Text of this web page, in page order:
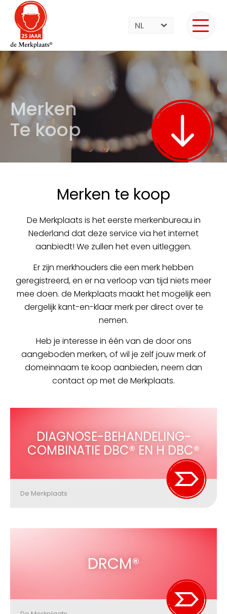
NL
Merken
Te koop
Merken te koop
De Merkplaats is het eerste merkenbureau in
Nederland dat deze service via het internet
aanbiedt! We zullen het even uitleggen.
Er zijn merkhouders die een merk hebben
geregistreerd, en er na verloop van tijd niets meer
mee doen. de Merkplaats maakt het mogelijk een
dergelijk kant-en-klaar merk per direct over te
nemen.
Heb je interesse in één van de door ons
aangeboden merken, of wil je zelf jouw merk of
domeinnaam te koop aanbieden, neem dan
contact op met de Merkplaats.
DIAGNOSE-BEHANDELING-
COMBINATIE DBC® EN H DBC®
De Merkplaats
DRCM®